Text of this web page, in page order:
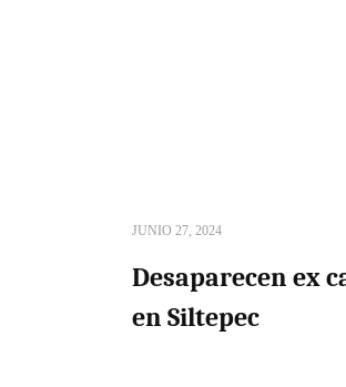
JUNIO 27, 2024
Desaparecen ex
en Siltepec